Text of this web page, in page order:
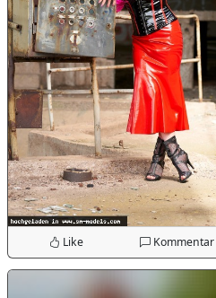
Like Kommentar